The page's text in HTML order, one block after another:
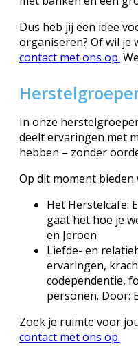
Dus heb jij een idee
organiseren? Of wil je
contact met ons op.
In onze
deelt ervaringen met
hebben – zonder
Op dit moment bieden
Het Herstelcafe:
gaat het hoe je
en Jeroen
Liefde- en
ervaringen,
codependentie,
personen. Door:
Zoek je ruimte voor
contact met ons op.